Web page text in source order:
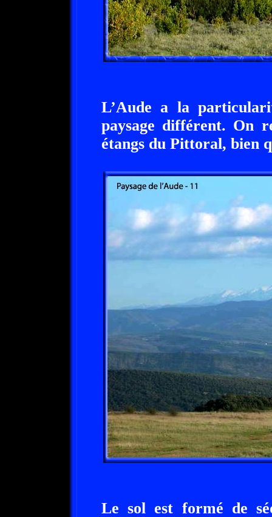
L’Aude a la
paysage différent. On
étangs du Pittoral, bien
Le sol est formé de